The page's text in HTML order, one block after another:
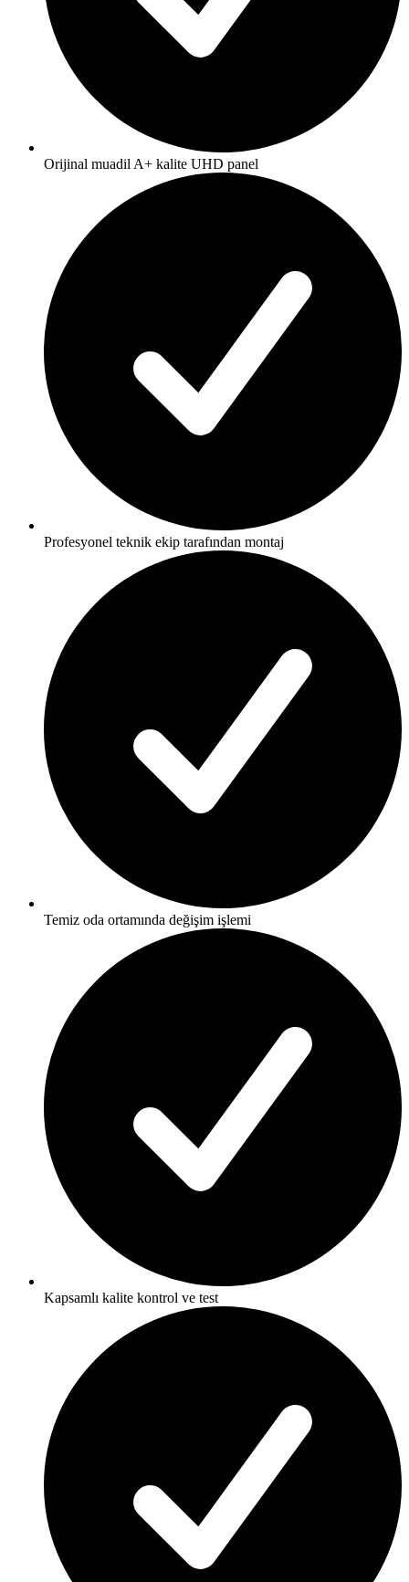
Orijinal muadil A+ kalite UHD panel
Profesyonel teknik ekip tarafından montaj
Temiz oda ortamında değişim işlemi
Kapsamlı kalite kontrol ve test